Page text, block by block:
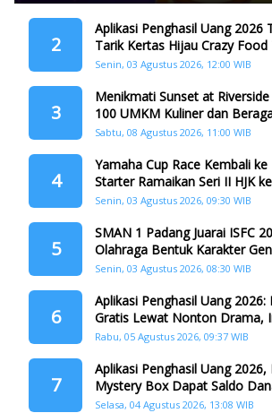
2
Aplikasi Penghasil Uang 2026
Tarik Kertas Hijau Crazy Food
Penggandaan
Senin, 03 Agustus 2026, 12:00 WIB
3
Menikmati Sunset at
100 UMKM Kuliner dan
Memanjakan Warga di Momen
Sabtu, 08 Agustus 2026, 11:00 WIB
4
Yamaha Cup Race Kembali
Starter Ramaikan Seri II HJK
Senin, 03 Agustus 2026, 09:30 WIB
5
SMAN 1 Padang Juarai ISFC
Olahraga Bentuk Karakter
Senin, 03 Agustus 2026, 08:30 WIB
6
Aplikasi Penghasil Uang 2026:
Gratis Lewat Nonton Drama,
Rabu, 05 Agustus 2026, 09:37 WIB
7
Aplikasi Penghasil Uang 2026,
Mystery Box Dapat Saldo
Selasa, 04 Agustus 2026, 13:08 WIB